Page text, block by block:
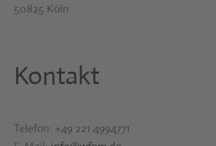
50825 Köln
Kontakt
Telefon: +49 221 4994771